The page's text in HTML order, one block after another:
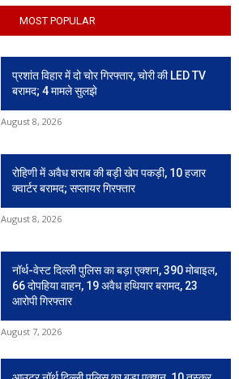
MOST POPULAR
प्रशांत विहार में दो चोर गिरफ्तार, चोरी की LED TV
बरामद; 4 मामले सुलझे
August 8, 2026
रोहिणी में अवैध शराब की बड़ी खेप पकड़ी, 10 हजार
क्वार्टर बरामद; सप्लायर गिरफ्तार
August 8, 2026
नॉर्थ-वेस्ट दिल्ली पुलिस का बड़ा एक्शन, 390 मोबाइल,
66 दोपहिया वाहन, 19 अवैध हथियार बरामद, 23
आरोपी गिरफ्तार
August 7, 2026